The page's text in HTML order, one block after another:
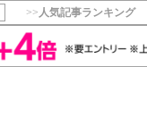
>> 人気記事ランキング